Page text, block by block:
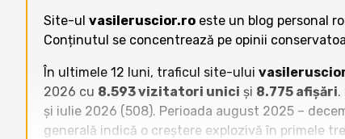
Site-ul vasileruscior.ro este un blog personal
Conținutul se concentrează pe opinii
În ultimele 12 luni, traficul site-ului
2026 cu 8.593 vizitatori unici și 8.775 afișări.
și iulie 2026 (508). Perioada august 2025 –
generală indică o creștere explozivă în primele